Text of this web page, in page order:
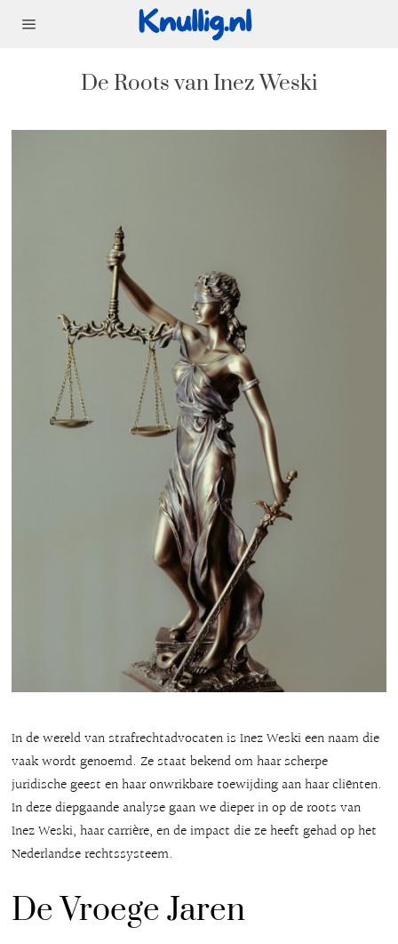
De Roots van Inez Weski
In de wereld van strafrechtadvocaten is Inez Weski een naam die
vaak wordt genoemd. Ze staat bekend om haar scherpe
juridische geest en haar onwrikbare toewijding aan haar cliënten.
In deze diepgaande analyse gaan we dieper in op de roots van
Inez Weski, haar carrière, en de impact die ze heeft gehad op het
Nederlandse rechtssysteem.
De Vroege Jaren